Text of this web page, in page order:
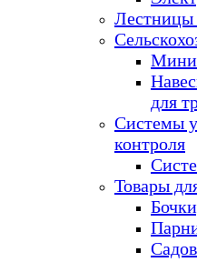
Лестницы
для
Системы
контроля
Товары